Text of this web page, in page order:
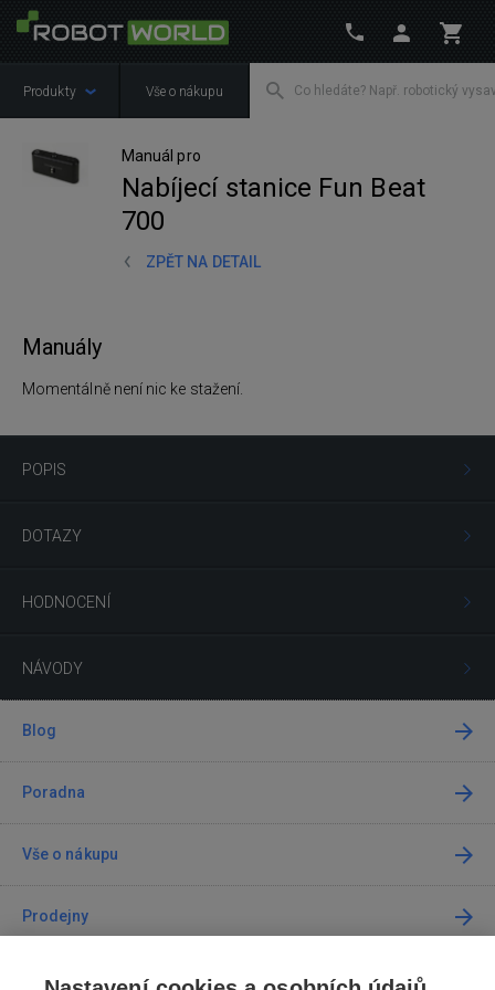
Produkty Vše o nákupu
Manuál pro
Nabíjecí stanice Fun Beat
700
ZPĚT NA DETAIL
POPIS
DOTAZY
HODNOCENÍ
NÁVODY
Manuály
Momentálně není nic ke stažení.
Blog
Poradna
Vše o nákupu
Prodejny
Kontakt